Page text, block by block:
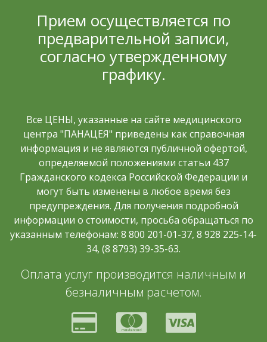
Прием осуществляется по
предварительной записи,
согласно утвержденному
графику.
Все ЦЕНЫ, указанные на сайте медицинского
центра "ПАНАЦЕЯ" приведены как справочная
информация и не являются публичной офертой,
определяемой положениями статьи 437
Гражданского кодекса Российской Федерации и
могут быть изменены в любое время без
предупреждения. Для получения подробной
информации о стоимости, просьба обращаться по
указанным телефонам: 8 800 201-01-37, 8 928 225-14-
34, (8 8793) 39-35-63.
Оплата услуг производится наличным и
безналичным расчетом.